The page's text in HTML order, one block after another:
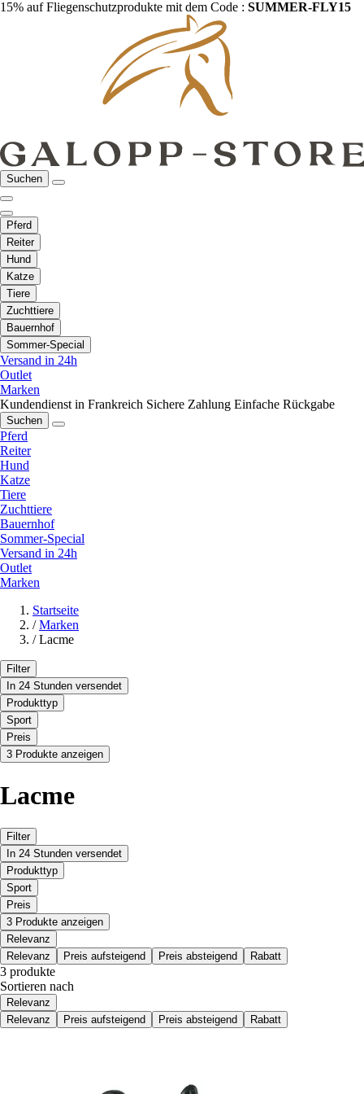
15% auf Fliegenschutzprodukte mit dem Code : SUMMER-FLY15
Suchen
Pferd
Reiter
Hund
Katze
Tiere
Zuchttiere
Bauernhof
Sommer-Special
Versand in 24h
Outlet
Marken
Kundendienst in Frankreich Sichere Zahlung Einfache Rückgabe
Suchen
Pferd
Reiter
Hund
Katze
Tiere
Zuchttiere
Bauernhof
Sommer-Special
Versand in 24h
Outlet
Marken
Startseite
/ Marken
/ Lacme
Filter
In 24 Stunden versendet
Produkttyp
Sport
Preis
3 Produkte anzeigen
Lacme
Filter
In 24 Stunden versendet
Produkttyp
Sport
Preis
3 Produkte anzeigen
Relevanz
Relevanz
Preis aufsteigend Preis absteigend Rabatt
3 produkte
Sortieren nach
Relevanz
Relevanz
Preis aufsteigend Preis absteigend Rabatt